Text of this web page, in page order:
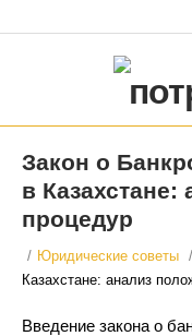
Закон о
в Казахстане:
процедур
/ Юридические советы /
Казахстане: анализ
Введение закона о